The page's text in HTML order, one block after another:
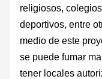
religiosos,
deportivos, entre
medio de este
se puede fumar
tener locales